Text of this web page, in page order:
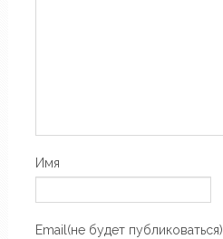
Имя
Email(не будет публиковаться)